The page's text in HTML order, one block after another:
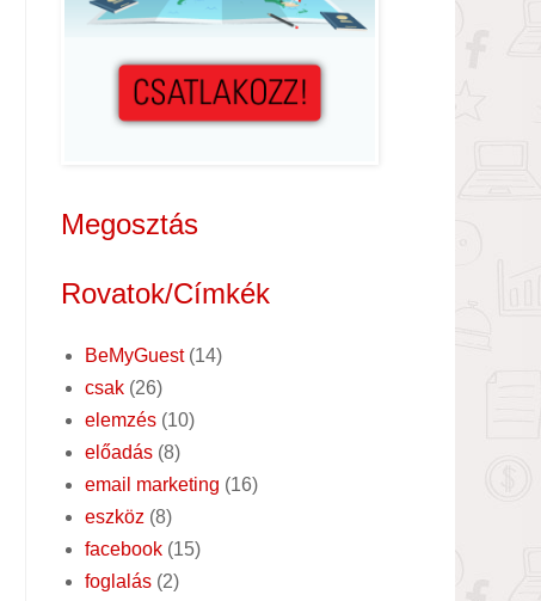
Megosztás
Rovatok/Címkék
BeMyGuest (14)
csak (26)
elemzés (10)
előadás (8)
email marketing (16)
eszköz (8)
facebook (15)
foglalás (2)